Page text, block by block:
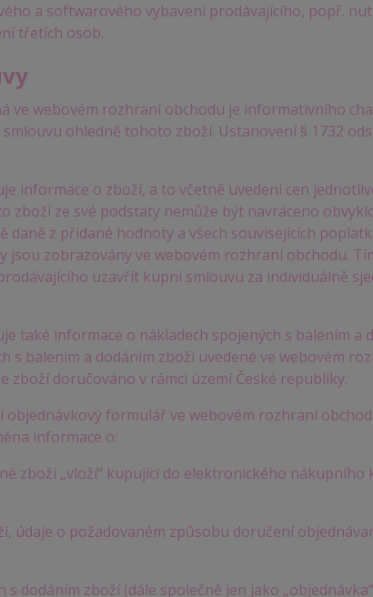
a softwarového vybavení prodávajícího, popř.
třetích osob.
ve webovém rozhraní obchodu je informativního
ohledně tohoto zboží. Ustanovení § 1732
informace o zboží, a to včetně uvedení cen
zboží ze své podstaty nemůže být navráceno
daně z přidané hodnoty a všech souvisejících
jsou zobrazovány ve webovém rozhraní obchodu.
uzavřít kupní smlouvu za individuálně
také informace o nákladech spojených s balením a
s balením a dodáním zboží uvedené ve webovém
zboží doručováno v rámci území České republiky.
formulář ve webovém rozhraní
informace o:
zboží „vloží“ kupující do elektronického nákupního
údaje o požadovaném způsobu doručení
dodáním zboží (dále společně jen jako